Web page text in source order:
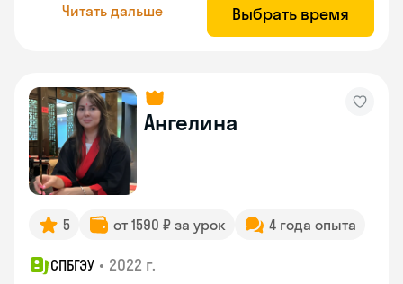
Читать дальше Выбрать время
Ангелина
5 от 1590 ₽ за урок 4 года опыта
СПБГЭУ • 2022 г.